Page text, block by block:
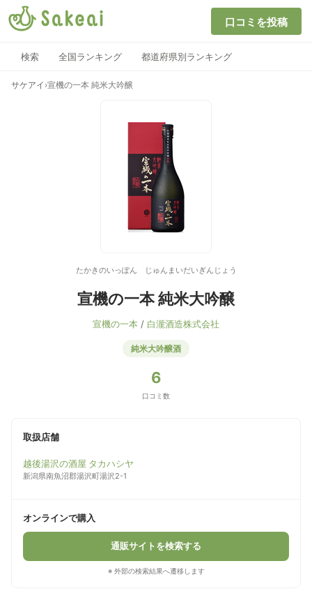
口コミを投稿
検索 全国ランキング 都道府県別ランキング
サケアイ ›宣機の一本 純米大吟醸
たかきのいっぽん じゅんまいだいぎんじょう
宣機の一本 純米大吟醸
宣機の一本 / 白瀧酒造株式会社
純米大吟醸酒
6
口コミ数
取扱店舗
越後湯沢の酒屋 タカハシヤ
新潟県南魚沼郡湯沢町湯沢2-1
オンラインで購入
通販サイトを検索する
※ 外部の検索結果へ遷移します